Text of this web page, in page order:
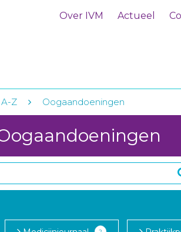
Over IVM Actueel
Z Oogaandoeningen